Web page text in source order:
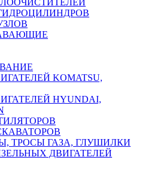
KOMATSU,
HYUNDAI,
ТРОСЫ ГАЗА, ГЛУШИЛКИ
ДВИГАТЕЛЕЙ